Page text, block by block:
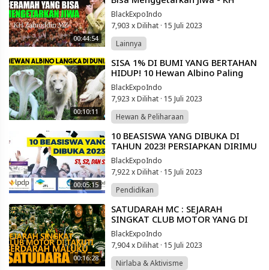
00:44:54
Zainuddin MZ
BlackExpoIndo
7,903 x Dilihat · 15 Juli 2023
Lainnya
00:10:11
⁣SISA 1% DI BUMI YANG BERTAHAN
HIDUP! 10 Hewan Albino Paling
Langka di Dunia yang Jarang
Terlihat
BlackExpoIndo
7,923 x Dilihat · 15 Juli 2023
Hewan & Peliharaan
00:05:15
⁣10 BEASISWA YANG DIBUKA DI
TAHUN 2023! PERSIAPKAN DIRIMU
(UNTUK JENJANG S1,S2,S3)
BlackExpoIndo
7,922 x Dilihat · 15 Juli 2023
Pendidikan
00:16:28
⁣SATUDARAH MC : SEJARAH
SINGKAT CLUB MOTOR YANG DI
TAKUTI DI DUNIA KETURUNAN
MALUKU INDONESIA
BlackExpoIndo
7,904 x Dilihat · 15 Juli 2023
Nirlaba & Aktivisme